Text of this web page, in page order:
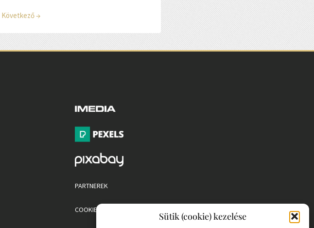
Sütik (cookie) kezelése
Következő→
PARTNEREK
COOKIE SZABÁLYZAT